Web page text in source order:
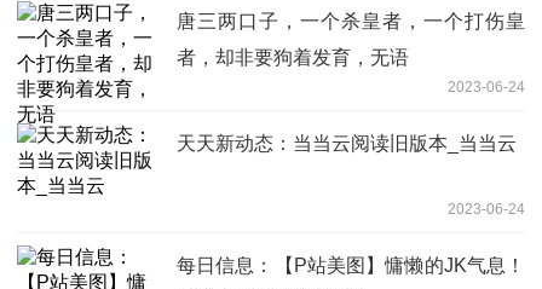
唐三两口子，一个杀皇者，一个打伤皇
者，却非要狗着发育，无语
2023-06-24
天天新动态：当当云阅读旧版本_当当云
2023-06-24
每日信息：【P站美图】慵懒的JK气息！